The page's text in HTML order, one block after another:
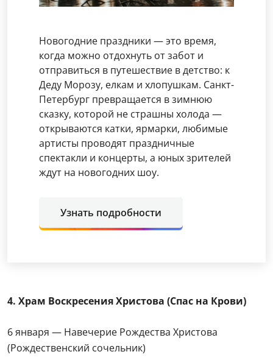
Новогодние праздники — это время,
когда можно отдохнуть от забот и
отправиться в путешествие в детство: к
Деду Морозу, елкам и хлопушкам. Санкт-
Петербург превращается в зимнюю
сказку, которой не страшны холода —
открываются катки, ярмарки, любимые
артисты проводят праздничные
спектакли и концерты, а юных зрителей
ждут на новогодних шоу.
Узнать подробности
4. Храм Воскресения Христова (Спас на Крови)
6 января — Навечерие Рождества Христова
(Рождественский сочельник)